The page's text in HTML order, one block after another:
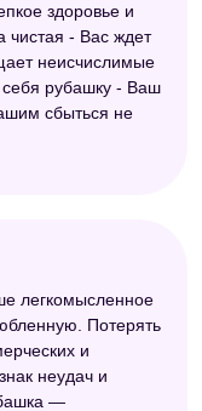
здоровье и
чистая - Вас ждет
неисчислимые
рубашку - Ваш
сбыться не
легкомысленное
Потерять
и
неудач и
—